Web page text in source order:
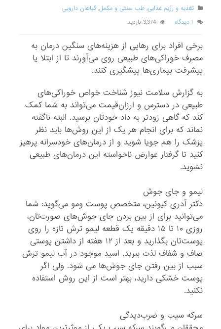
تغذیه و رژیم غذایی,طب سنتی و مکمل,گیاهان دارویی
۱ دیدگاه
3,374 بازدید
برخی افراد برای رهایی از هزینه‌های سنگین درمان به
مصرف خوراکی‌های طبیعی روی می‌آورند تا از ابتلا یا
پیشرفت‌ بیماری‌ها پیشگیری کنند.
به گزارش سلامت نیوز شناخت خواص خوراکی‌های
طبیعی در دسترس و ارزان‌قیمت می‌تواند به شما کمک
کند که گاهی زودتر به داد خودتان برسید. البته ناگفته
نماند که برای انجام هر یک از این روش‌ها باید نظر
پزشک را هم جویا شوید و از درمان‌های خودسرانه پرهیز
کنید تا گرفتار عوارض ناخواسته این درمان‌های طبیعی
نشوید.
لیمو و جای جوش
دکتر آدری‌ کیونین، متخصص پوست ومو می‌گوید: شما
می‌توانید برای از بین بردن جای جوش‌های صورت‌تان،
روزی ۱۰ تا ۱۵ دقیقه یک قطعه لیمو ترش تازه را روی
پوست‌تان بگذارید و بعد از ۱۲ هفته از داشتن پوستی
صاف و شفاف لذت ببرید. اسید موجود در آب لیمو ترش
سبب از بین رفتن جای جوش‌ها می شود. ولی اگر
پوست‌ خشکی دارید، بهتر است از این روش استفاده
نکنید.
سرکه سیب و ضرب‌دیدگی